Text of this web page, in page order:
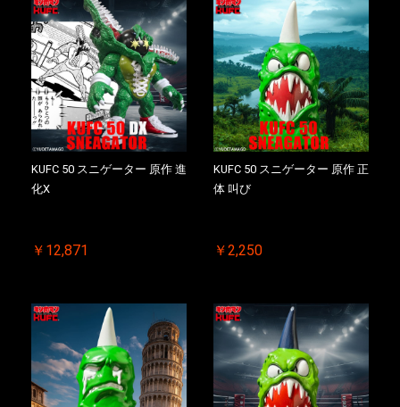
KUFC 50 スニゲーター 原作 進
化X
￥12,871
KUFC 50 スニゲーター 原作 正
体 叫び
￥2,250